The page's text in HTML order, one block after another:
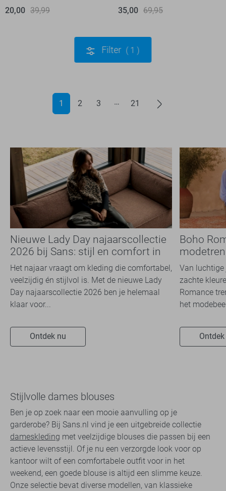
20,00 39,99
35,00 69,95
Filter 1
1 2 3 21
Nieuwe Lady Day najaarscollectie
2026 bij Sans: stijl en comfort in
travelkwaliteit
Het najaar vraagt om kleding die comfortabel,
veelzijdig én stijlvol is. Met de nieuwe Lady
Day najaarscollectie 2026 ben je helemaal
klaar voor...
Ontdek nu
Boho
overal
Van luchtige
zachte
Romance
het
Stijlvolle dames blouses
Ben je op zoek naar een mooie aanvulling op je
garderobe? Bij Sans.nl vind je een uitgebreide collectie
dameskleding met veelzijdige blouses die passen bij een
actieve levensstijl. Of je nu een verzorgde look voor op
kantoor wilt of een comfortabele outfit voor in het
weekend, een goede blouse is altijd een slimme keuze.
Onze selectie bevat diverse modellen, van klassieke